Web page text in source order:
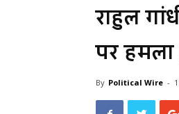
राहुल
पर
By Political Wire -